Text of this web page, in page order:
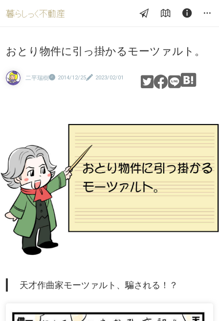
おとり物件に引っ掛かるモーツァルト。
二平瑞樹 2014/12/25 2023/02/01
天才作曲家モーツァルト、騙される！？